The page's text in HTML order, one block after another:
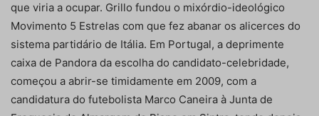
que viria a ocupar. Grillo fundou o mixórdio-ideológico
Movimento 5 Estrelas com que fez abanar os alicerces do
sistema partidário de Itália. Em Portugal, a deprimente
caixa de Pandora da escolha do candidato-celebridade,
começou a abrir-se timidamente em 2009, com a
candidatura do futebolista Marco Caneira à Junta de